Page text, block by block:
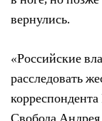
вернулись.
«Российские
расследовать